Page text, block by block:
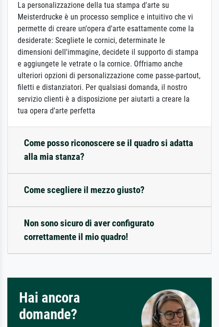
La personalizzazione della tua stampa d'arte su
Meisterdrucke è un processo semplice e intuitivo che vi
permette di creare un'opera d'arte esattamente come la
desiderate: Scegliete le cornici, determinate le
dimensioni dell'immagine, decidete il supporto di stampa
e aggiungete le vetrate o la cornice. Offriamo anche
ulteriori opzioni di personalizzazione come passe-partout,
filetti e distanziatori. Per qualsiasi domanda, il nostro
servizio clienti è a disposizione per aiutarti a creare la
tua opera d'arte perfetta
Come posso riconoscere se il quadro si adatta
alla mia stanza?
Come scegliere il mezzo giusto?
Non sono sicuro di aver configurato
correttamente il mio quadro!
Hai ancora
domande?